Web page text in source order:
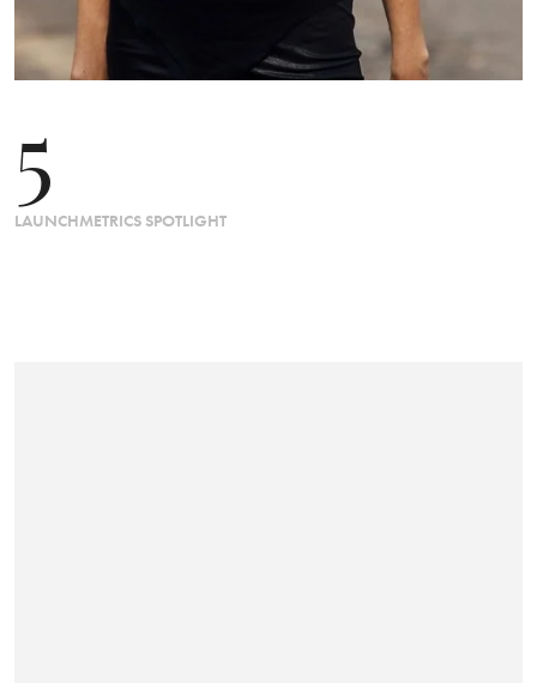
5
LAUNCHMETRICS SPOTLIGHT